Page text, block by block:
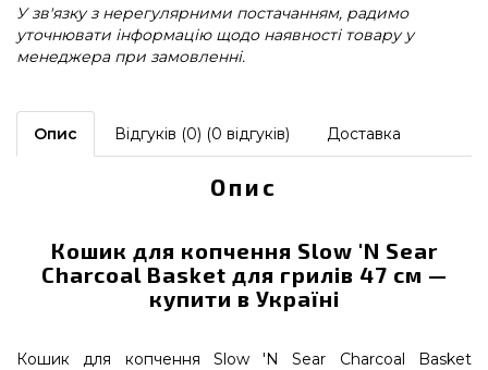
У зв'язку з нерегулярними постачанням, радимо
уточнювати інформацію щодо наявності товару у
менеджера при замовленні.
Опис Відгуків (0) (0 відгуків) Доставка
Опис
Кошик для копчення Slow 'N Sear
Charcoal Basket для грилів 47 см —
купити в Україні
Кошик для копчення Slow 'N Sear Charcoal Basket